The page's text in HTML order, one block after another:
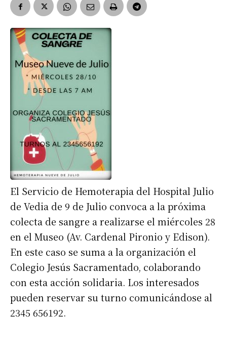
El Servicio de Hemoterapia del Hospital Julio
de Vedia de 9 de Julio convoca a la próxima
colecta de sangre a realizarse el miércoles 28
en el Museo (Av. Cardenal Pironio y Edison).
En este caso se suma a la organización el
Colegio Jesús Sacramentado, colaborando
con esta acción solidaria. Los interesados
pueden reservar su turno comunicándose al
2345 656192.